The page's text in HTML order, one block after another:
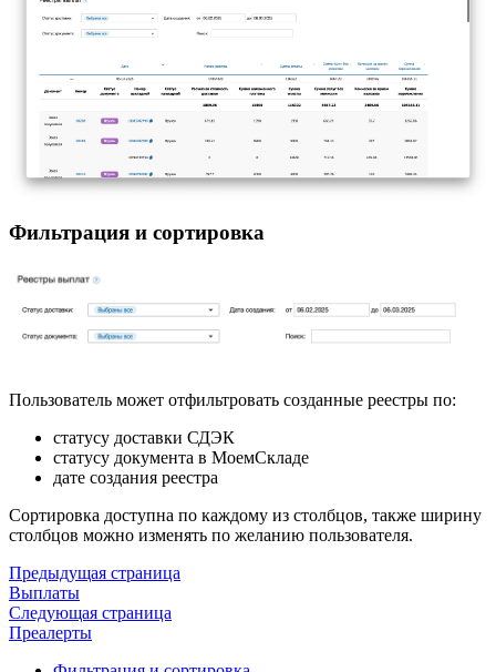
Фильтрация и сортировка
Пользователь может отфильтровать созданные реестры по:
статусу доставки СДЭК
статусу документа в МоемСкладе
дате создания реестра
Сортировка доступна по каждому из столбцов, также ширину
столбцов можно изменять по желанию пользователя.
Предыдущая страница
Выплаты
Следующая страница
Преалерты